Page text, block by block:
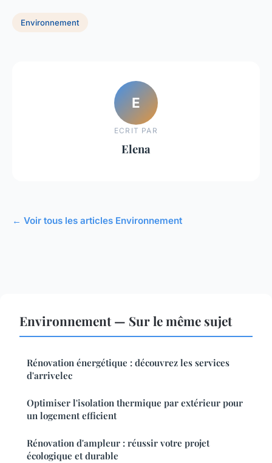
Environnement
E
ECRIT PAR
Elena
← Voir tous les articles Environnement
Environnement — Sur le même sujet
Rénovation énergétique : découvrez les services
d'arrivelec
Optimiser l'isolation thermique par extérieur pour
un logement efficient
Rénovation d'ampleur : réussir votre projet
écologique et durable